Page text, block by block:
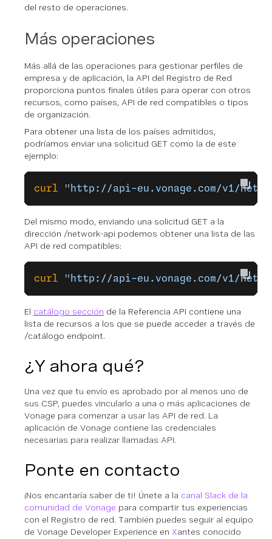
del resto de operaciones.
Más operaciones
Más allá de las operaciones para gestionar perfiles de
empresa y de aplicación, la API del Registro de Red
proporciona puntos finales útiles para operar con otros
recursos, como países, API de red compatibles o tipos
de organización.
Para obtener una lista de los países admitidos,
podríamos enviar una solicitud GET como la de este
ejemplo:
curl "http://api-eu.vonage.com/v1/
Del mismo modo, enviando una solicitud GET a la
dirección /network-api podemos obtener una lista de las
API de red compatibles:
curl "http://api-eu.vonage.com/v1/
El catálogo sección de la Referencia API contiene una
lista de recursos a los que se puede acceder a través de
/catálogo endpoint.
¿Y ahora qué?
Una vez que tu envío es aprobado por al menos uno de
sus CSP, puedes vincularlo a una o más aplicaciones de
Vonage para comenzar a usar las API de red. La
aplicación de Vonage contiene las credenciales
necesarias para realizar llamadas API.
Ponte en contacto
¡Nos encantaría saber de ti! Únete a la canal Slack de la
comunidad de Vonage para compartir tus experiencias
con el Registro de red. También puedes seguir al equipo
de Vonage Developer Experience en Xantes conocido